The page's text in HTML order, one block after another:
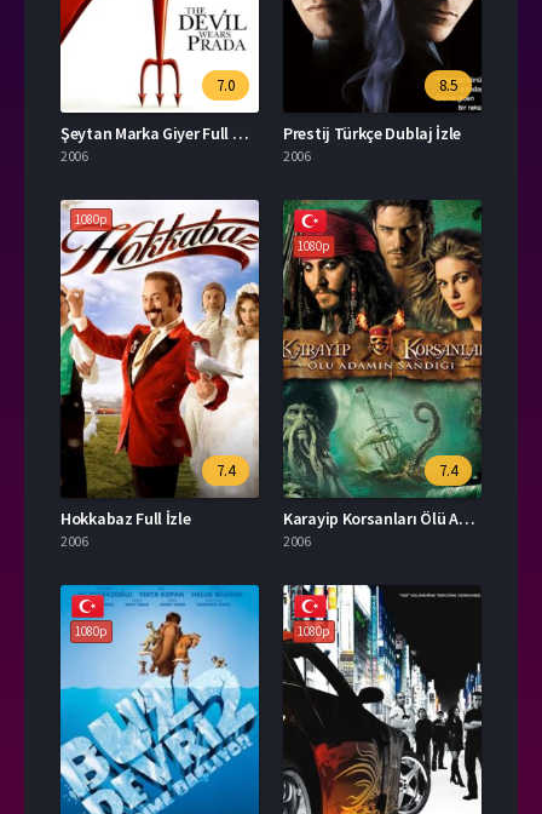
7.0
Şeytan Marka Giyer Full HD İzle
2006
8.5
Prestij Türkçe Dublaj İzle
2006
1080p
7.4
Hokkabaz Full İzle
2006
1080p
7.4
Karayip Korsanları Ölü Adamın Sandığı İzle
2006
1080p 1080p